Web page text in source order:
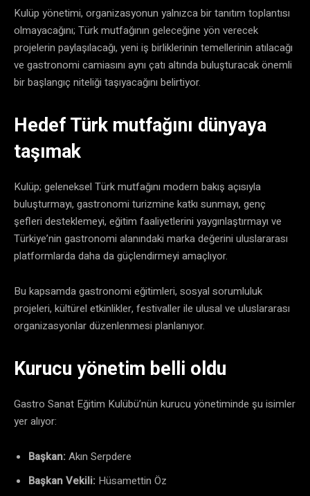
Kulüp yönetimi, organizasyonun yalnızca bir tanıtım toplantısı
olmayacağını; Türk mutfağının geleceğine yön verecek
projelerin paylaşılacağı, yeni iş birliklerinin temellerinin atılacağı
ve gastronomi camiasını aynı çatı altında buluşturacak önemli
bir başlangıç niteliği taşıyacağını belirtiyor.
Hedef Türk mutfağını dünyaya
taşımak
Kulüp; geleneksel Türk mutfağını modern bakış açısıyla
buluşturmayı, gastronomi turizmine katkı sunmayı, genç
şefleri desteklemeyi, eğitim faaliyetlerini yaygınlaştırmayı ve
Türkiye’nin gastronomi alanındaki marka değerini uluslararası
platformlarda daha da güçlendirmeyi amaçlıyor.
Bu kapsamda gastronomi eğitimleri, sosyal sorumluluk
projeleri, kültürel etkinlikler, festivaller ile ulusal ve uluslararası
organizasyonlar düzenlenmesi planlanıyor.
Kurucu yönetim belli oldu
Gastro Sanat Eğitim Kulübü’nün kurucu yönetiminde şu isimler
yer alıyor:
Başkan:Akın Serpdere
Başkan Vekili: Hüsamettin Öz